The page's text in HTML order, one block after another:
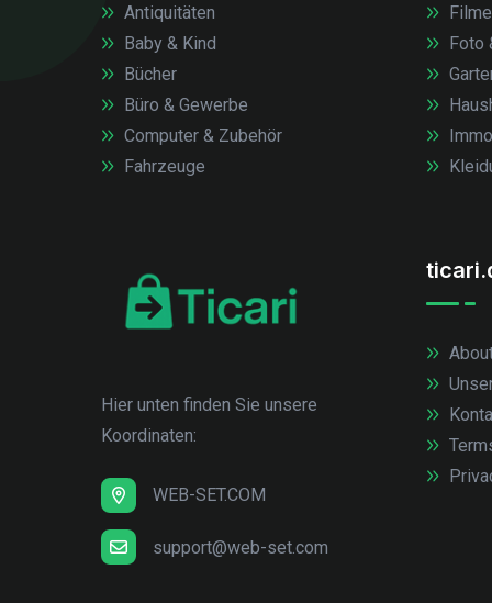
Antiquitäten
Baby & Kind
Bücher
Büro & Gewerbe
Computer & Zubehör
Fahrzeuge
Filme
Foto
Hier unten finden Sie unsere
Koordinaten:
WEB-SET.COM
support@web-set.com